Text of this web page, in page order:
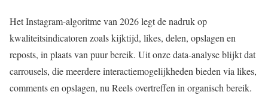
Het Instagram-algoritme van 2026 legt de nadruk op
kwaliteitsindicatoren zoals kijktijd, likes, delen, opslagen en
reposts, in plaats van puur bereik. Uit onze data-analyse blijkt dat
carrousels, die meerdere interactiemogelijkheden bieden via likes,
comments en opslagen, nu Reels overtreffen in organisch bereik.